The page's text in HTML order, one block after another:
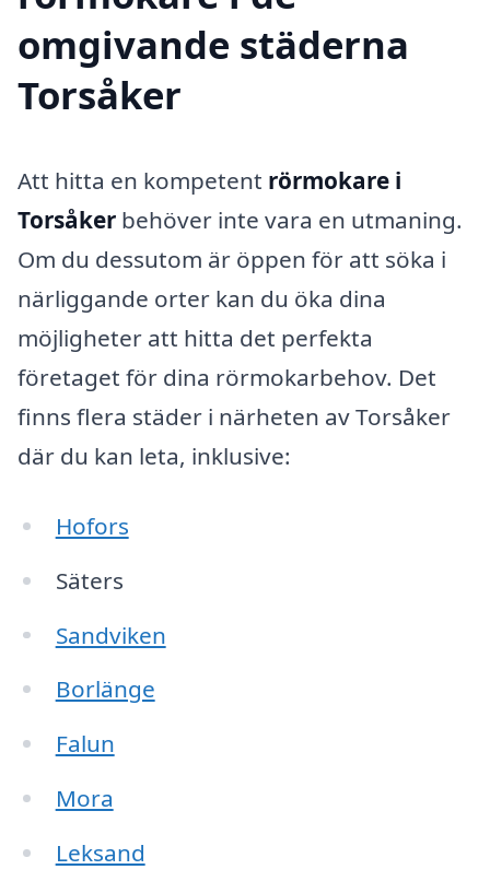
omgivande städerna
Torsåker
Att hitta en kompetent rörmokare i
Torsåker behöver inte vara en utmaning.
Om du dessutom är öppen för att söka i
närliggande orter kan du öka dina
möjligheter att hitta det perfekta
företaget för dina rörmokarbehov. Det
finns flera städer i närheten av Torsåker
där du kan leta, inklusive:
Hofors
Säters
Sandviken
Borlänge
Falun
Mora
Leksand